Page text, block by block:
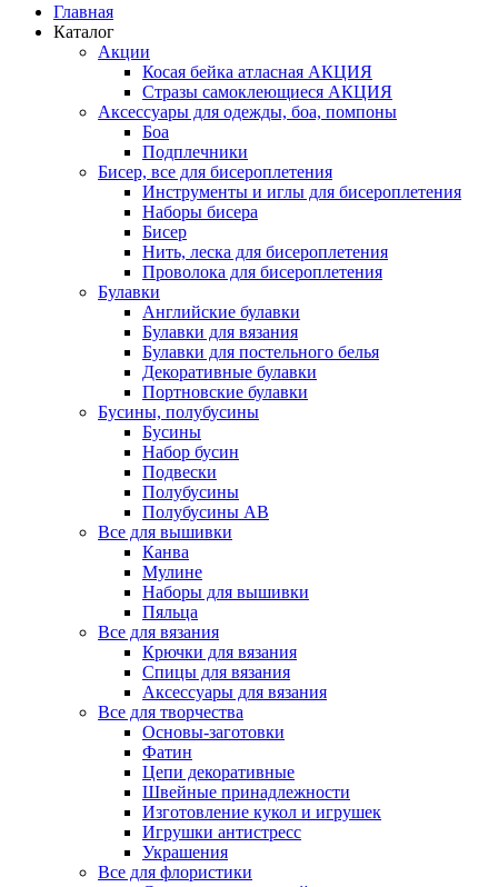
Главная
Каталог
Акции
Косая бейка атласная АКЦИЯ
Стразы самоклеющиеся АКЦИЯ
Аксессуары для одежды, боа, помпоны
Боа
Подплечники
Бисер, все для бисероплетения
Инструменты и иглы для бисероплетения
Наборы бисера
Бисер
Нить, леска для бисероплетения
Проволока для бисероплетения
Булавки
Английские булавки
Булавки для вязания
Булавки для постельного белья
Декоративные булавки
Портновские булавки
Бусины, полубусины
Бусины
Набор бусин
Подвески
Полубусины
Полубусины AB
Все для вышивки
Канва
Мулине
Наборы для вышивки
Пяльца
Все для вязания
Крючки для вязания
Спицы для вязания
Аксессуары для вязания
Все для творчества
Основы-заготовки
Фатин
Цепи декоративные
Швейные принадлежности
Изготовление кукол и игрушек
Игрушки антистресс
Украшения
Все для флористики